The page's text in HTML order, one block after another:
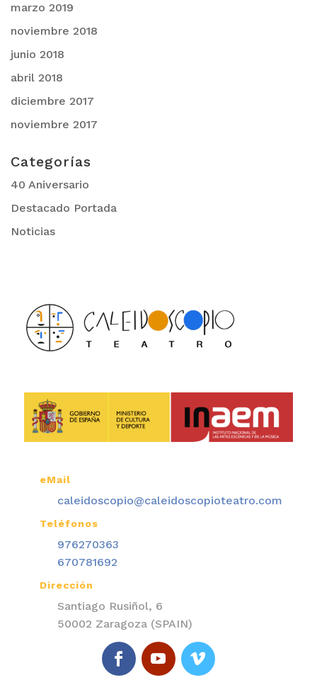
marzo 2019
noviembre 2018
junio 2018
abril 2018
diciembre 2017
noviembre 2017
Categorías
40 Aniversario
Destacado Portada
Noticias
eMail
caleidoscopio@caleidoscopioteatro.com
Teléfonos
976270363
670781692
Dirección
Santiago Rusiñol, 6
50002 Zaragoza (SPAIN)